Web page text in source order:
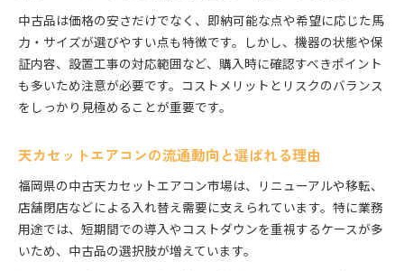
中古天カセットエアコンの点検項目を解説
業務用にも人気の天カセットエアコン活用法
天カセットエアコンが業務用に選ばれる理由
業務用天カセットエアコンのメリット解説
天カセットエアコンの省エネ活用ポイント
天カセットエアコンで快適な空間を実現する
天カセットエアコン購入時に見極めたい点
天カセットエアコン中古品の状態チェック法
天カセットエアコン購入時の確認リスト
中古品は価格の安さだけでなく、即納可能な点や希望に応じた馬
力・サイズが選びやすい点も特徴です。しかし、機器の状態や保
証内容、設置工事の対応範囲など、購入時に確認すべきポイント
も多いため注意が必要です。コストメリットとリスクのバランス
をしっかり見極めることが重要です。
天カセットエアコンの流通動向と選ばれる理由
福岡県の中古天カセットエアコン市場は、リニューアルや移転、
店舗閉店などによる入れ替え需要に支えられています。特に業務
用途では、短期間での導入やコストダウンを重視するケースが多
いため、中古品の選択肢が増えています。